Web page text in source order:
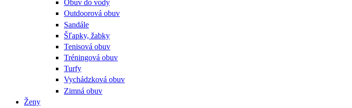
Obuv do vody
Outdoorová obuv
Sandále
Šľapky, žabky
Tenisová obuv
Tréningová obuv
Turfy
Vychádzková obuv
Zimná obuv
Ženy